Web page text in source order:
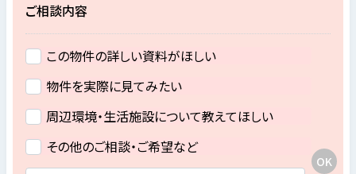
ご相談内容
この物件の詳しい資料がほしい
物件を実際に見てみたい
周辺環境・生活施設について教えてほしい
その他のご相談・ご希望など